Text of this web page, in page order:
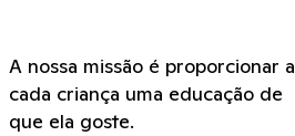
A nossa missão é proporcionar a
cada criança uma educação de
que ela goste.